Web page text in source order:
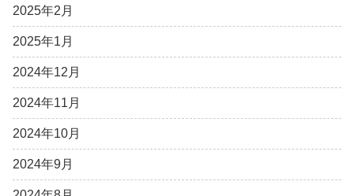
2025年2月
2025年1月
2024年12月
2024年11月
2024年10月
2024年9月